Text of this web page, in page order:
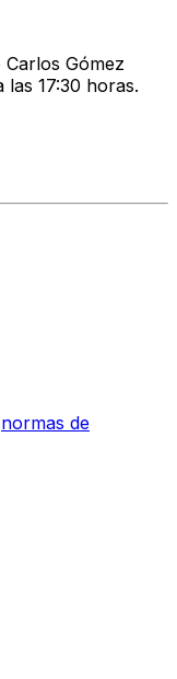
Gómez
17:30 horas.
normas de